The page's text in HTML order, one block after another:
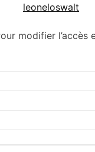
leoneloswalt
modifier l’accès